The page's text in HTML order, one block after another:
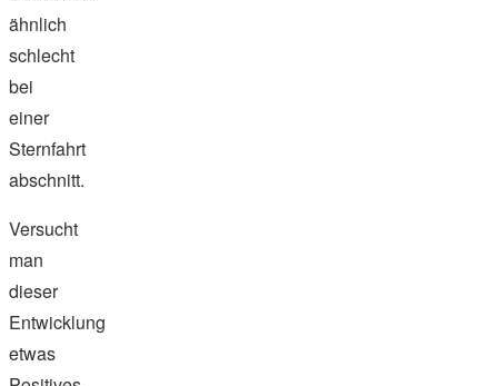
ähnlich
schlecht
bei
einer
Sternfahrt
abschnitt.
Versucht
man
dieser
Entwicklung
etwas